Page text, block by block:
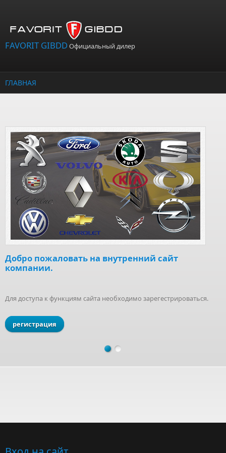
FAVORIT GIBDD Официальный дилер
ГЛАВНАЯ
Добро пожаловать на внутренний сайт
компании.
Для доступа к функциям сайта необходимо зарегестрироваться.
регистрация